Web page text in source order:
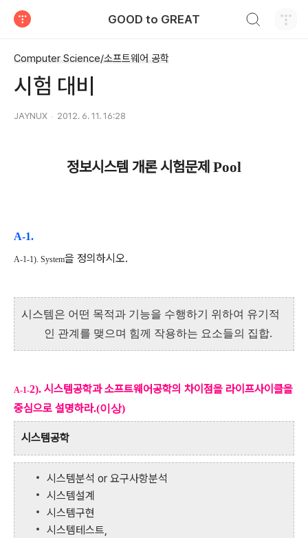
GOOD to GREAT
Computer Science/소프트웨어 공학
시험 대비
JAYNUX 2012. 6. 11. 16:28
정보시스템 개론 시험문제 Pool
A-1.
A-1-1). System을 정의하시오.
시스템은 어떤 목적과 기능을 수행하기 위하여 유기적
인 관계를 맺으며 힘께 작용하는 요소들의 집합.
A-1-2). 시스템공학과 소프트웨어공학의 차이점을 라이프사이클을
중심으로 설명하라.(이상)
시스템공학
시스템분석 or 요구사항분석
시스템설계
시스템구현
시스템테스트,